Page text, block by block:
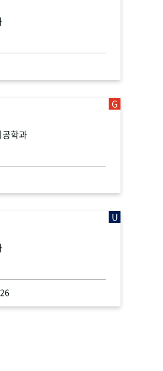
학과
G
U